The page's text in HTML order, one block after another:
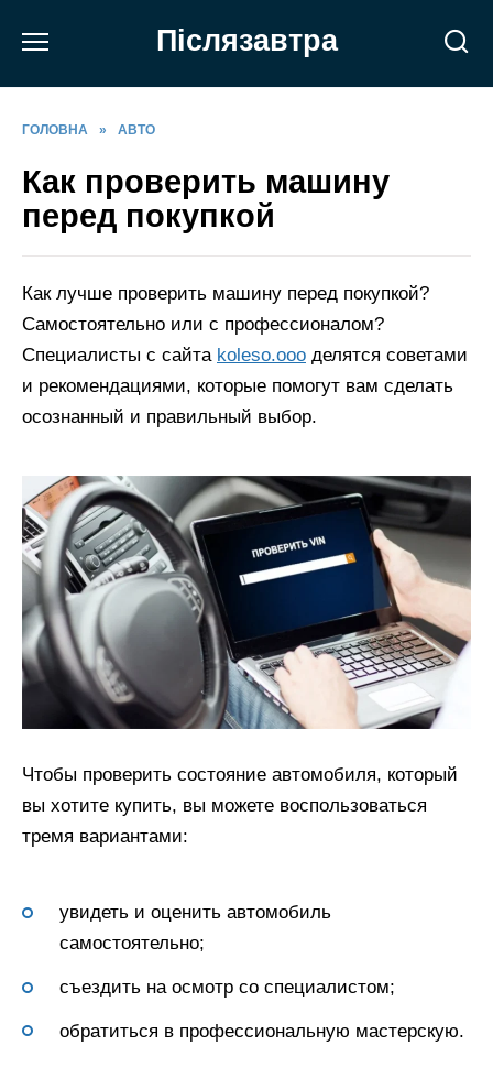
Післязавтра
ГОЛОВНА » АВТО
Как проверить машину
перед покупкой
Как лучше проверить машину перед покупкой?
Самостоятельно или с профессионалом?
Специалисты с сайта koleso.ooo делятся советами
и рекомендациями, которые помогут вам сделать
осознанный и правильный выбор.
Чтобы проверить состояние автомобиля, который
вы хотите купить, вы можете воспользоваться
тремя вариантами:
увидеть и оценить автомобиль
самостоятельно;
съездить на осмотр со специалистом;
обратиться в профессиональную мастерскую.